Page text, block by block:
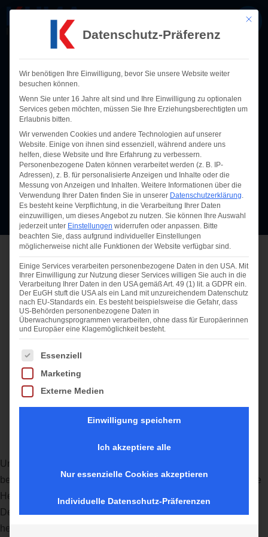
Mit Förderung ins
Homeoffice: go-Digital
März 24, 2020 Allgemeines
Unsere aktuelle Zeit werden die meisten Unternehmer als
bedrückend und beängstigend beschreiben. Wer nicht gerade
Hersteller von Toilettenpapier ist, ist wohl gezwungen seine
Denkweise und seinen Betrieb zu 100% umzustellen. Wir
helfen Ihnen mit einer Förderung ins Homeoffice zu starten.
Mit
Datenschutz-Präferenz
Wir benötigen Ihre Einwilligung, bevor Sie unsere Website weiter
besuchen können.
Wenn Sie unter 16 Jahre alt sind und Ihre Einwilligung zu optionalen
Services geben möchten, müssen Sie Ihre Erziehungsberechtigten um
Erlaubnis bitten.
Wir verwenden Cookies und andere Technologien auf unserer
Website. Einige von ihnen sind essenziell, während andere uns
helfen, diese Website und Ihre Erfahrung zu verbessern.
Personenbezogene Daten können verarbeitet werden (z. B. IP-
Adressen), z. B. für personalisierte Anzeigen und Inhalte oder die
Messung von Anzeigen und Inhalten. Weitere Informationen über die
Verwendung Ihrer Daten finden Sie in unserer Datenschutzerklärung.
Es besteht keine Verpflichtung, in die Verarbeitung Ihrer Daten
einzuwilligen, um dieses Angebot zu nutzen. Sie können Ihre Auswahl
jederzeit unter Einstellungen widerrufen oder anpassen. Bitte
beachten Sie, dass aufgrund individueller Einstellungen
möglicherweise nicht alle Funktionen der Website verfügbar sind.
Einige Services verarbeiten personenbezogene Daten in den USA. Mit
Ihrer Einwilligung zur Nutzung dieser Services willigen Sie auch in die
Verarbeitung Ihrer Daten in den USA gemäß Art. 49 (1) lit. a GDPR ein.
Der EuGH stuft die USA als ein Land mit unzureichendem Datenschutz
nach EU-Standards ein. Es besteht beispielsweise die Gefahr, dass
US-Behörden personenbezogene Daten in
Überwachungsprogrammen verarbeiten, ohne dass für Europäerinnen
und Europäer eine Klagemöglichkeit besteht.
Es folgt eine Liste der Service-Gruppen, für die eine
Essenziell
Marketing
Externe Medien
Einwilligung speichern
Ich akzeptiere alle
Nur essenzielle Cookies akzeptieren
Individuelle Datenschutz-Präferenzen